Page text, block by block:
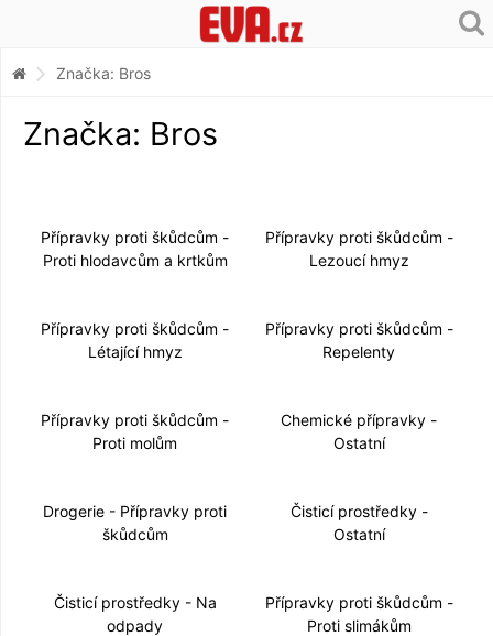
Značka: Bros
Značka: Bros
Přípravky proti škůdcům -
Proti hlodavcům a krtkům
Přípravky proti škůdcům -
Lezoucí hmyz
Přípravky proti škůdcům -
Létající hmyz
Přípravky proti škůdcům -
Repelenty
Přípravky proti škůdcům -
Proti molům
Chemické přípravky -
Ostatní
Drogerie - Přípravky proti
škůdcům
Čisticí prostředky -
Ostatní
Čisticí prostředky - Na
odpady
Přípravky proti škůdcům -
Proti slimákům